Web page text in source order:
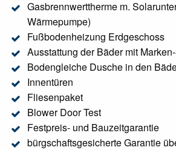
Gasbrennwerttherme m.
Wärmepumpe)
Fußbodenheizung Erdgeschoss
Ausstattung der Bäder mit
Bodengleiche Dusche in den
Innentüren
Fliesenpaket
Blower Door Test
Festpreis- und Bauzeitgarantie
bürgschaftsgesicherte Garantie